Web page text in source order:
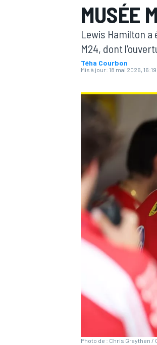
MUSÉE
Lewis Hamilton a
M24, dont
Téha Courbon
Mis à jour: 18 mai 2026, 16:19
Photo de : Chris Graythen /